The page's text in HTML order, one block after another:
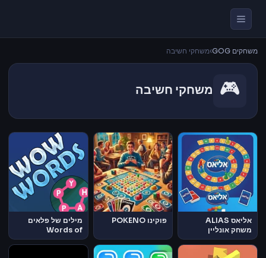
משחקים GOG ›משחקי חשיבה
🎮 משחקי חשיבה
אליאס ALIAS
משחק אונליין
פוקינו POKENO
מילים של פלאים
Words of
Wonders